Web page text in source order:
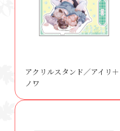
アクリルスタンド／アイリ＋
ノワ